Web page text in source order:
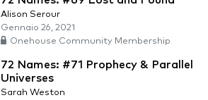
Alison Serour
Gennaio 26, 2021
Onehouse Community Membership
72 Names: #71 Prophecy & Parallel
Universes
Sarah Weston